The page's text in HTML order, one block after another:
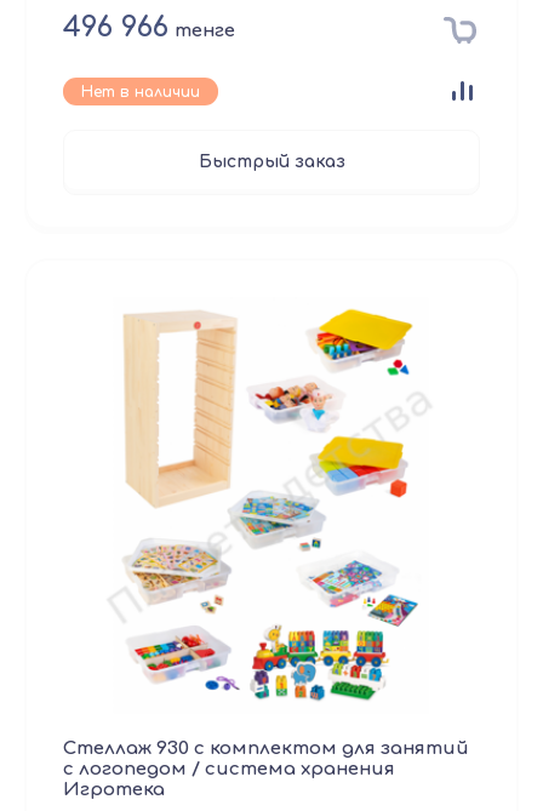
496 966 тенге
Нет в наличии
Быстрый заказ
Стеллаж 930 с комплектом для занятий
с логопедом / система хранения
Игротека